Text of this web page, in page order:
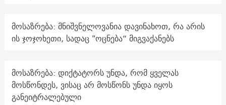
მოსაზრება: მნიშვნელოვანია დავინახოთ, რა არის
ის ჯოჯოხეთი, სადაც "ოცნება“ მიგვაქანებს
მოსაზრება: დიქტატორს უნდა, რომ ყველას
მოსწონდეს, ვისაც არ მოსწონს უნდა იყოს
განეიტრალებული